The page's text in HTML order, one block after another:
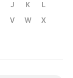
J K
L
V W
X